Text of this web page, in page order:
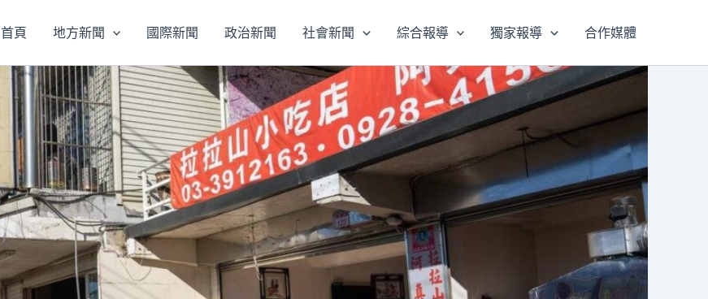
首頁 地方新聞 國際新聞 政治新聞 社會新聞 綜合報導 獨家報導 合作媒體